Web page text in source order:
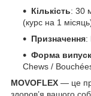
Кількість: 30
(курс на 1
Призначення:
Форма
Chews /
MOVOFLEX — це